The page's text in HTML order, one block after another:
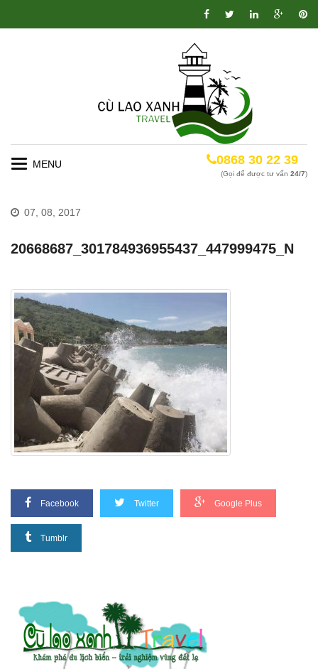
Toggle
0868 30 22 39
(Gọi để được tư vấn 24/7)
07, 08, 2017
20668687_301784936955437_447999475_N
Facebook Twitter Google Plus
Tumblr